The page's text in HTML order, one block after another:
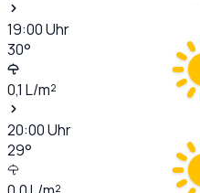
19:00Uhr
30°
0,1 L/m²
20:00Uhr
29°